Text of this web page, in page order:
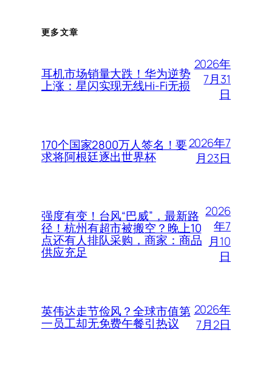
更多文章
耳机市场销量大跌！华为逆势
上涨：星闪实现无线Hi-Fi无损
2026年
7月31
日
170个国家2800万人签名！要
求将阿根廷逐出世界杯
2026年7
月23日
强度有变！台风“巴威”，最新路
径！杭州有超市被搬空？晚上10
点还有人排队采购，商家：商品
供应充足
2026
年7
月10
日
英伟达走节俭风？全球市值第
一员工却无免费午餐引热议
2026年
7月2日